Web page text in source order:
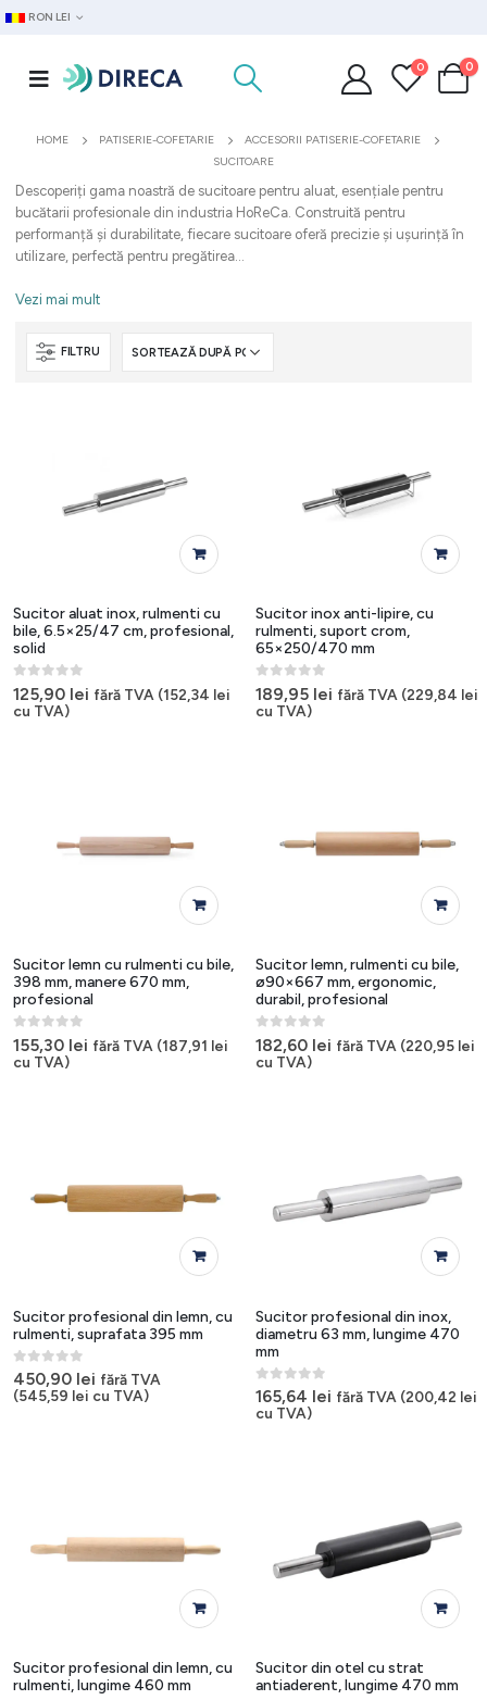
RON LEI
0 0
HOME PATISERIE-COFETARIE
ACCESORII PATISERIE-COFETARIE
SUCITOARE
Descoperiți gama noastră de sucitoare pentru aluat, esențiale pentru
bucătarii profesionale din industria HoReCa. Construită pentru
performanță și durabilitate, fiecare sucitoare oferă precizie și ușurință în
utilizare, perfectă pentru pregătirea...
Vezi mai mult
FILTRU
Sucitor aluat inox, rulmenti cu
bile, 6.5×25/47 cm, profesional,
solid
0out of 5
125,90 lei fără TVA (152,34 lei
cu TVA)
Sucitor inox anti-lipire, cu
rulmenti, suport crom,
65×250/470 mm
0out of 5
189,95 lei fără TVA (229,84 lei
cu TVA)
Sucitor lemn cu rulmenti cu bile,
398 mm, manere 670 mm,
profesional
0 out of 5
155,30 lei fără TVA (187,91 lei
cu TVA)
Sucitor lemn, rulmenti cu bile,
ø90×667 mm, ergonomic,
durabil, profesional
0out of 5
182,60 lei fără TVA (220,95 lei
cu TVA)
Sucitor profesional din lemn, cu
rulmenti, suprafata 395 mm
0out of 5
450,90 lei fără TVA
(545,59 lei cu TVA)
Sucitor profesional din inox,
diametru 63 mm, lungime 470
mm
0out of 5
165,64 lei fără TVA (200,42 lei
cu TVA)
Sucitor profesional din lemn, cu
rulmenti, lungime 460 mm
Sucitor din otel cu strat
antiaderent, lungime 470 mm